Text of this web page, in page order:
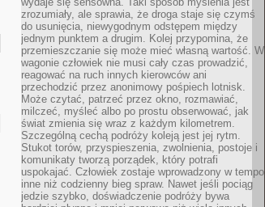
zrozumiały, ale sprawia, że droga staje się czymś
do usunięcia, niewygodnym odstępem między
jednym punktem a drugim. Kolej przypomina, że
przemieszczanie się może mieć własną wartość. W
wagonie człowiek nie musi cały czas prowadzić,
reagować na ruch innych kierowców ani
przechodzić przez anonimowy pośpiech lotnisk.
Może czytać, patrzeć przez okno, rozmawiać,
milczeć, myśleć albo po prostu obserwować, jak
świat zmienia się wraz z każdym kilometrem.
Szczególną cechą podróży koleją jest jej rytm.
Stukot torów, przyspieszenia, zwolnienia, postoje i
komunikaty tworzą porządek, który potrafi
uspokajać. Człowiek zostaje wprowadzony w tempo
inne niż codzienny bieg spraw. Nawet jeśli pociąg
jedzie szybko, doświadczenie podróży bywa